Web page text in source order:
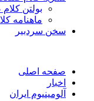
بولتن
ماهنامه
سخن سردبیر
صفحه اصلی
اخبار
آلومینیوم ایران